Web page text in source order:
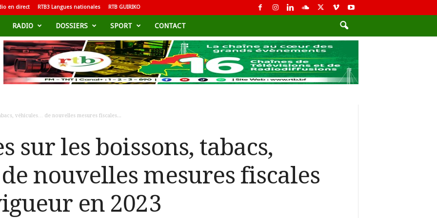
en direct RTB3 Langues nationales RTB GUIRIKO
RADIO DOSSIERS SPORT CONTACT
véhicules… de nouvelles mesures fiscales...
sur les boissons, tabacs,
nouvelles mesures fiscales
en 2023